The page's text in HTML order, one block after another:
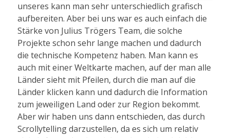
unseres kann man sehr unterschiedlich grafisch
aufbereiten. Aber bei uns war es auch einfach die
Stärke von Julius Trögers Team, die solche
Projekte schon sehr lange machen und dadurch
die technische Kompetenz haben. Man kann es
auch mit einer Weltkarte machen, auf der man alle
Länder sieht mit Pfeilen, durch die man auf die
Länder klicken kann und dadurch die Information
zum jeweiligen Land oder zur Region bekommt.
Aber wir haben uns dann entschieden, das durch
Scrollytelling darzustellen, da es sich um relativ